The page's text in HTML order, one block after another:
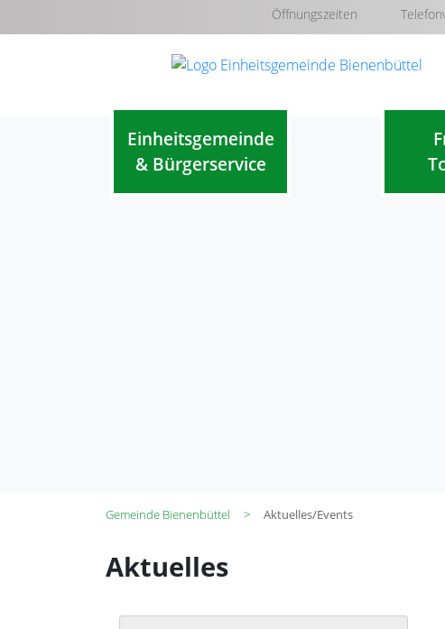
Öffnungszeiten
Einheitsgemeinde
& Bürgerservice
Gemeinde Bienenbüttel Aktuelles/Events
Aktuelles